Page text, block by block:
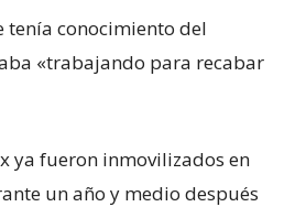
tenía conocimiento del
«trabajando para recabar
ya fueron inmovilizados en
un año y medio después